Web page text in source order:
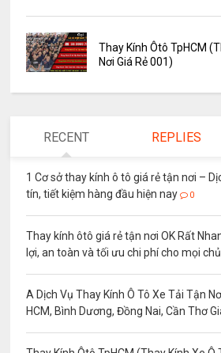
Thay Kính Ôtô TpHCM
Nơi Giá Rẻ 001)
RECENT REPLIES
1 Cơ sở thay kính ô tô giá rẻ tận nơi –
tín, tiết kiệm hàng đầu hiện nay
0
Thay kính ôtô giá rẻ tận nơi OK Rất
lợi, an toàn và tối ưu chi phí cho mọi
A Dịch Vụ Thay Kính Ô Tô Xe Tải Tận
HCM, Bình Dương, Đồng Nai, Cần Thơ